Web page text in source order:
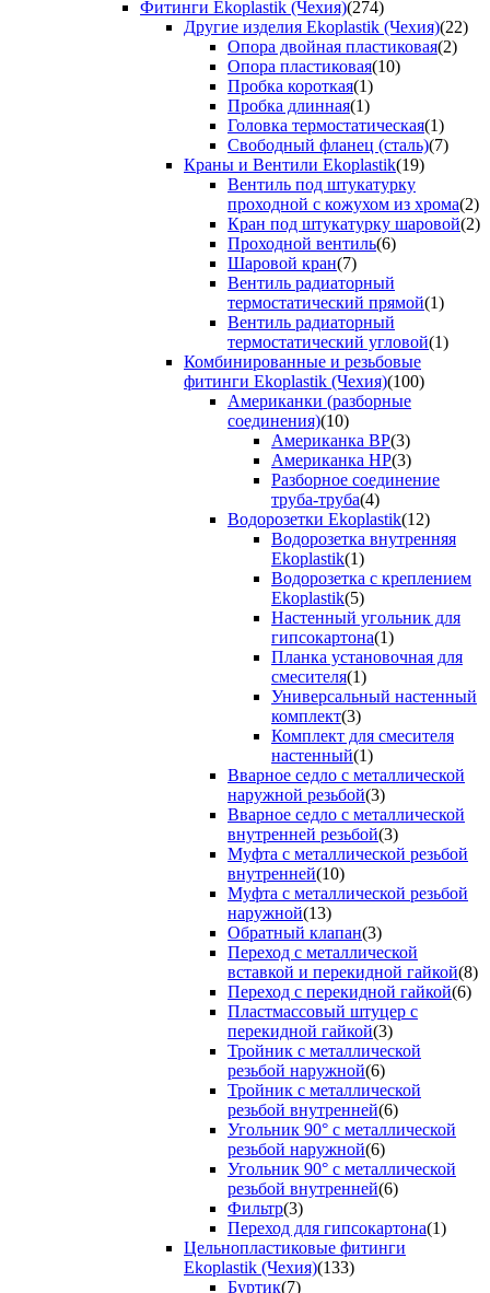
Фитинги Ekoplastik (Чехия)(274)
Другие изделия Ekoplastik (Чехия)(22)
Опора двойная пластиковая(2)
Опора пластиковая(10)
Пробка короткая(1)
Пробка длинная(1)
Головка термостатическая(1)
Свободный фланец (сталь)(7)
Краны и Вентили Ekoplastik(19)
Вентиль под штукатурку
проходной с кожухом из хрома(2)
Кран под штукатурку шаровой(2)
Проходной вентиль(6)
Шаровой кран(7)
Вентиль радиаторный
термостатический прямой(1)
Вентиль радиаторный
термостатический угловой(1)
Комбинированные и резьбовые
фитинги Ekoplastik (Чехия)(100)
Американки (разборные
соединения)(10)
Американка ВР(3)
Американка НР(3)
Разборное соединение
труба-труба(4)
Водорозетки Ekoplastik(12)
Водорозетка внутренняя
Ekoplastik(1)
Водорозетка с креплением
Ekoplastik(5)
Настенный угольник для
гипсокартона(1)
Планка установочная для
смесителя(1)
Универсальный настенный
комплект(3)
Комплект для смесителя
настенный(1)
Вварное седло с металлической
наружной резьбой(3)
Вварное седло с металлической
внутренней резьбой(3)
Муфта с металлической резьбой
внутренней(10)
Муфта с металлической резьбой
наружной(13)
Обратный клапан(3)
Переход с металлической
вставкой и перекидной гайкой(8)
Переход с перекидной гайкой(6)
Пластмассовый штуцер с
перекидной гайкой(3)
Тройник с металлической
резьбой наружной(6)
Тройник с металлической
резьбой внутренней(6)
Угольник 90° с металлической
резьбой наружной(6)
Угольник 90° с металлической
резьбой внутренней(6)
Фильтр(3)
Переход для гипсокартона(1)
Цельнопластиковые фитинги
Ekoplastik (Чехия)(133)
Буртик(7)